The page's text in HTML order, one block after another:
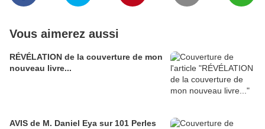
Vous aimerez aussi
RÉVÉLATION de la couverture de mon
nouveau livre...
AVIS de M. Daniel Eya sur 101 Perles